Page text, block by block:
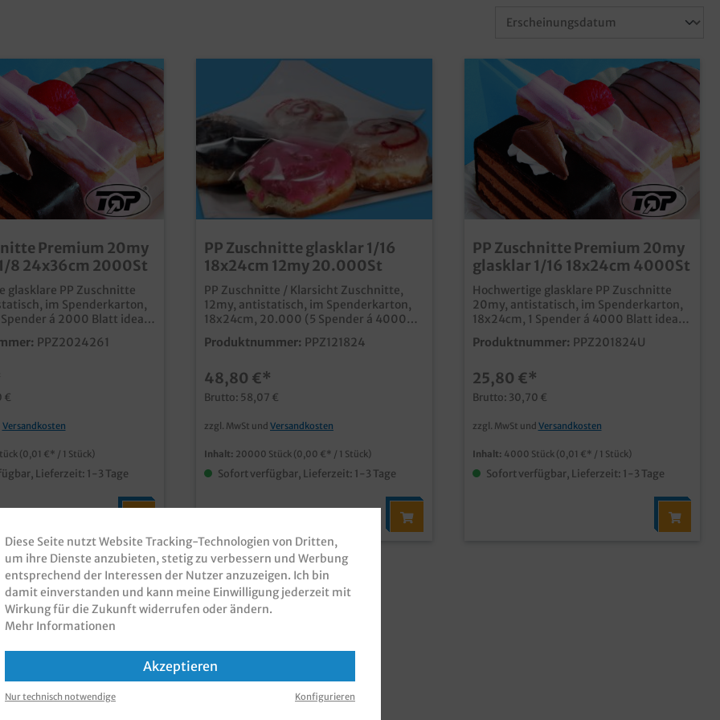
Premium 20my
8 24x36cm 2000St
glasklare PP Zuschnitte
im Spenderkarton,
á 2000 Blatt ideal
Kuchen und
PPZ2024261
€
Versandkosten
(0,01 €* / 1 Stück)
Lieferzeit: 1-3 Tage
PP Zuschnitte glasklar 1/16
18x24cm 12my 20.000St
PP Zuschnitte / Klarsicht Zuschnitte,
12my, antistatisch, im Spenderkarton,
18x24cm, 20.000 (5 Spender á 4000
Blatt) im Karton ideal zum Abdecken
oder als Zwischenlage für
Produktnummer: PPZ121824
48,80 €*
Brutto: 58,07 €
zzgl. MwSt und Versandkosten
Inhalt: 20000 Stück (0,00 €* / 1 Stück)
Sofort verfügbar, Lieferzeit: 1-3 Tage
PP Zuschnitte Premium 20my
glasklar 1/16 18x24cm 4000St
Hochwertige glasklare PP Zuschnitte
20my, antistatisch, im Spenderkarton,
18x24cm, 1 Spender á 4000 Blatt ideal
zum Abdecken oder als Zwischenlage
für Wurstaufschnitt, Kuchen und
Produktnummer: PPZ201824U
25,80 €*
Brutto: 30,70 €
zzgl. MwSt und Versandkosten
Inhalt: 4000 Stück (0,01 €* / 1 Stück)
Sofort verfügbar, Lieferzeit: 1-3 Tage
Diese Seite nutzt Website Tracking-Technologien von Dritten,
um ihre Dienste anzubieten, stetig zu verbessern und Werbung
entsprechend der Interessen der Nutzer anzuzeigen. Ich bin
damit einverstanden und kann meine Einwilligung jederzeit mit
Wirkung für die Zukunft widerrufen oder ändern.
Mehr Informationen
Akzeptieren
Nur technisch notwendige Konfigurieren